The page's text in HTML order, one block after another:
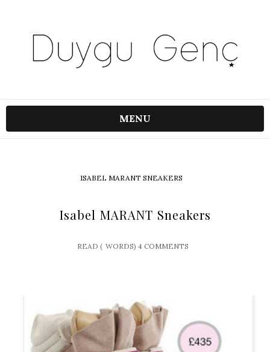
MENU
ISABEL MARANT SNEAKERS
Isabel MARANT Sneakers
READ ( WORDS) 4 COMMENTS